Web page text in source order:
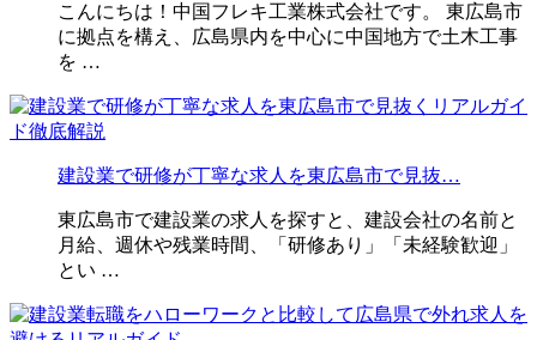
こんにちは！中国フレキ工業株式会社です。 東広島市
に拠点を構え、広島県内を中心に中国地方で土木工事
を …
建設業で研修が丁寧な求人を東広島市で見抜…
東広島市で建設業の求人を探すと、建設会社の名前と
月給、週休や残業時間、「研修あり」「未経験歓迎」
とい …